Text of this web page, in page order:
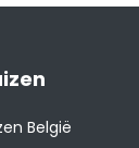
België